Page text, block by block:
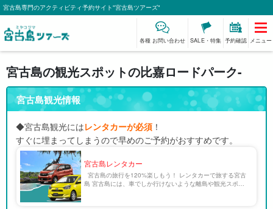
宮古島専門のアクティビティ予約サイト"宮古島ツアーズ"
各種 お問い合わせ SALE・特集 予約確認 メニュー
宮古島の観光スポットの比嘉ロードパーク-
宮古島観光情報
◆宮古島観光にはレンタカーが必須 ！
すぐに埋まってしまうので早めのご予約がおすすめです。
宮古島レンタカー
宮古島の旅行を120%楽しもう！ レンタカーで旅する宮古
島 宮古島には、車でしか行けないような離島や観光スポッ